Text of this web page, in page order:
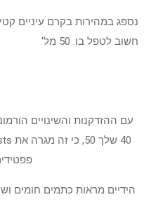
נספג במהירות בקרם עיניים
חשוב לטפל בו. 50 מל'
עם ההזדקנות והשינויים